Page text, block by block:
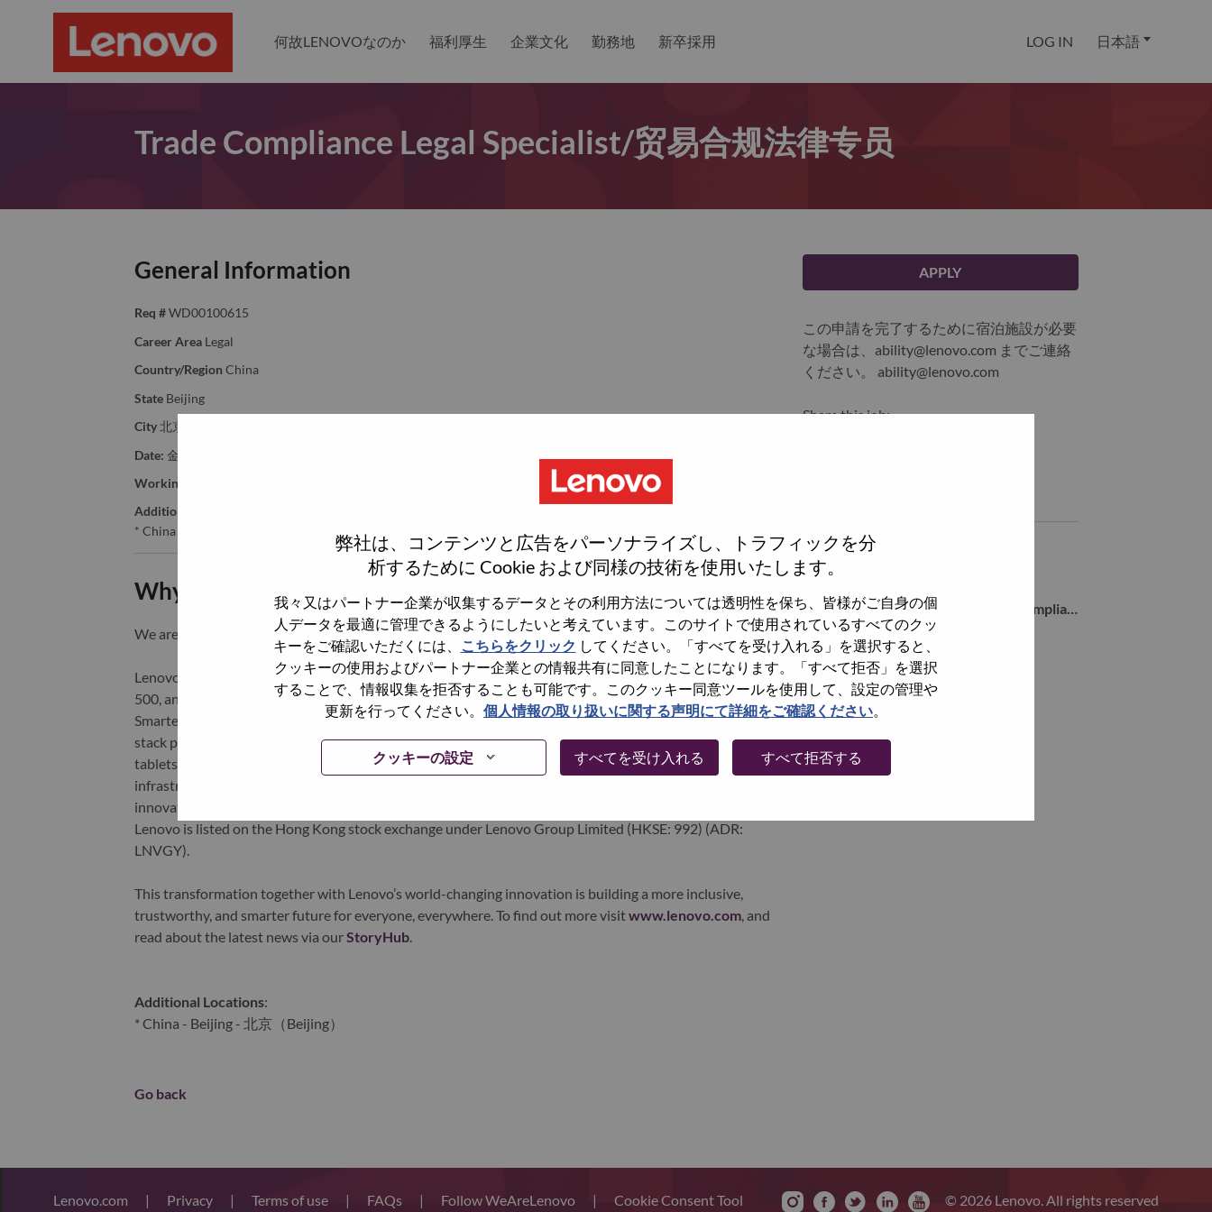
弊社は、コンテンツと広告をパーソナライズし、トラフィックを分
析するために Cookie および同様の技術を使用いたします。
我々又はパートナー企業が収集するデータとその利用方法については透明性を保ち、皆様がご自身の個
人データを最適に管理できるようにしたいと考えています。このサイトで使用されているすべてのクッ
キーをご確認いただくには、
こちらをクリック してください。「すべてを受け入れる」を選択すると、
クッキーの使用およびパートナー企業との情報共有に同意したことになります。「すべて拒否」を選択
することで、情報収集を拒否することも可能です。このクッキー同意ツールを使用して、設定の管理や
更新を行ってください。 個人情報の取り扱いに関する声明にて詳細をご確認ください。
クッキーの設定 すべてを受け入れる すべて拒否する
何故LENOVOなのか 福利厚生 企業文化 勤務地 新卒採用 LOG IN 日本語
Trade Compliance Legal Specialist/贸易合规法律专员
General Information
Req # WD00100615
Career Area Legal
Country/Region China
State Beijing
City 北京（Beijing）
Date: 金曜日, 6月 12, 2026
Working Time:
Additional Locations
* China - Beijing - 北京（Beijing）
Why Work at Lenovo
We are Lenovo. We do what we say. We own what we do. We WOW our customers.
Lenovo is a US$83 billion revenue global technology powerhouse, ranked #153 in the Fortune Global
500, and serving millions of customers every day in 180 markets. Focused on a bold vision to deliver
Smarter Technology for All, Lenovo has built on its success as the world’s largest PC company with a full-
stack portfolio of AI-enabled, AI-ready, and AI-optimized devices (PCs, workstations, smartphones,
tablets), infrastructure (server, storage, edge, high performance computing and software defined
infrastructure), software, solutions, and services. Lenovo’s continued investment in world-changing
innovation is building a more equitable, trustworthy, and smarter future for everyone, everywhere.
Lenovo is listed on the Hong Kong stock exchange under Lenovo Group Limited (HKSE: 992) (ADR:
LNVGY).
This transformation together with Lenovo’s world-changing innovation is building a more inclusive,
trustworthy, and smarter future for everyone, everywhere. To find out more visitwww.lenovo.com, and
read about the latest news via ourStoryHub.
Additional Locations:
* China - Beijing - 北京（Beijing）
Go back
APPLY
この申請を完了するために宿泊施設が必要
な場合は、ability@lenovo.com までご連絡
ください。 ability@lenovo.com
Share this job:
Senior Counsel, Legal, PRC Services
北京（Beijing）, Beijing, China,
Advisory Engineer, Open Source Compliance/开源合规高级工程师
北京（Beijing）, Beijing, China,
全てを見る
Lenovo.com | Privacy | Terms of use | FAQs | Follow WeAreLenovo | Cookie Consent Tool © 2026 Lenovo. All rights reserved